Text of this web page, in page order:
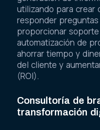
utilizando para crear
responder
proporcionar
automatización de
ahorrar tiempo y
del cliente y
(ROI).
Consultoría de
transformación